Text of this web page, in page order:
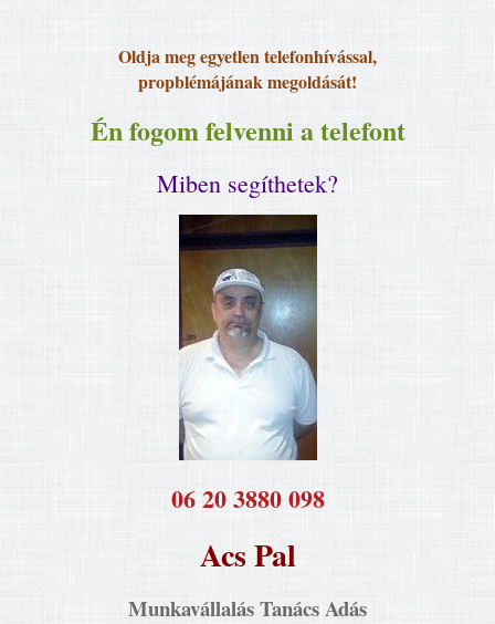
Oldja meg egyetlen telefonhívással,
propblémájának megoldását!
Én fogom felvenni a telefont
Miben segíthetek?
​06 20 3880 098
Acs Pal
Munkavállalás Tanács Adás